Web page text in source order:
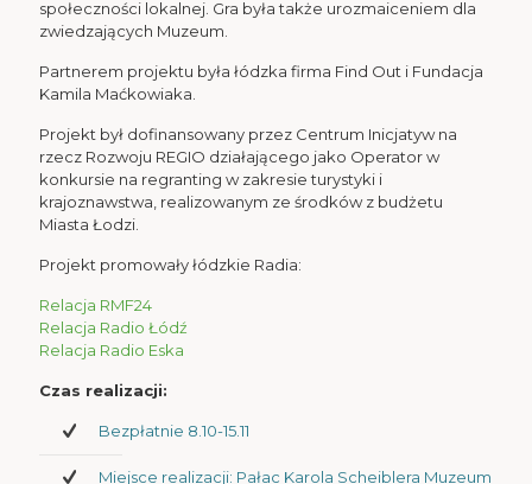
społeczności lokalnej. Gra była także urozmaiceniem dla
zwiedzających Muzeum.
Partnerem projektu była łódzka firma Find Out i Fundacja
Kamila Maćkowiaka.
Projekt był dofinansowany przez Centrum Inicjatyw na
rzecz Rozwoju REGIO działającego jako Operator w
konkursie na regranting w zakresie turystyki i
krajoznawstwa, realizowanym ze środków z budżetu
Miasta Łodzi.
Projekt promowały łódzkie Radia:
Relacja RMF24
Relacja Radio Łódź
Relacja Radio Eska
Czas realizacji:
Bezpłatnie 8.10-15.11
Miejsce realizacji: Pałac Karola Scheiblera Muzeum